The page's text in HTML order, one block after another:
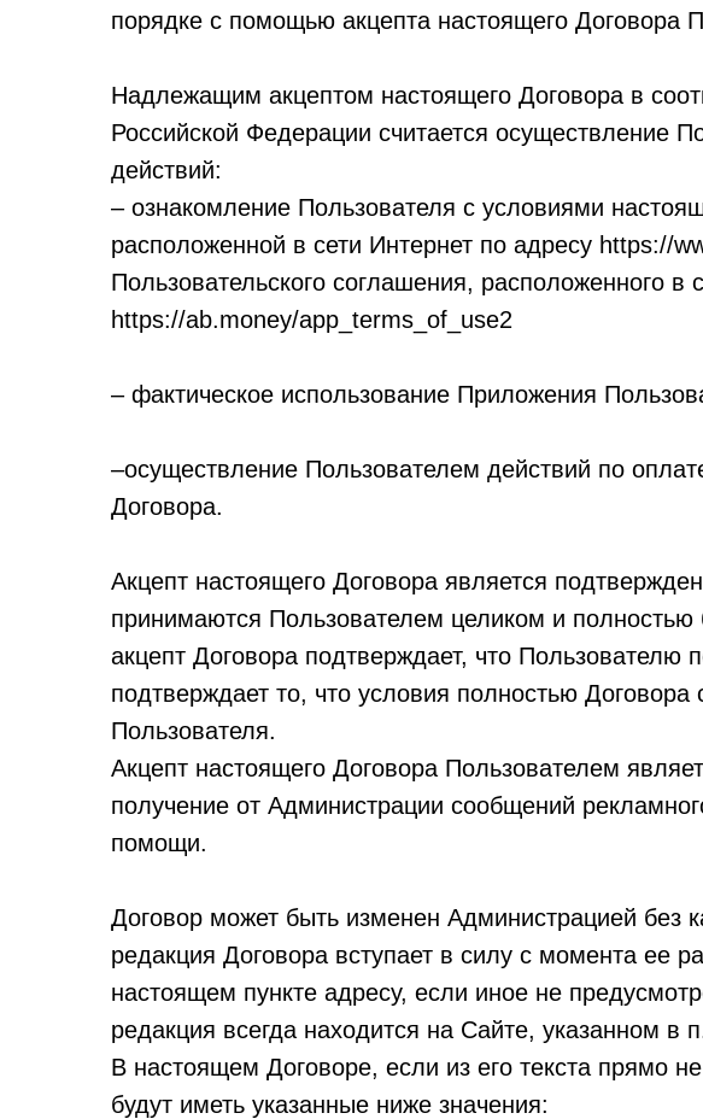
порядке с помощью акцепта настоящего Договора
Надлежащим акцептом настоящего Договора в
Российской Федерации считается осуществление
действий:
– ознакомление Пользователя с условиями
расположенной в сети Интернет по адресу https://
Пользовательского соглашения, расположенного в
https://ab.money/app_terms_of_use2
– фактическое использование Приложения
–осуществление Пользователем действий по
Договора.
Акцепт настоящего Договора является
принимаются Пользователем целиком и полностью
акцепт Договора подтверждает, что Пользователю
подтверждает то, что условия полностью
Пользователя.
Акцепт настоящего Договора Пользователем
получение от Администрации сообщений
помощи.
Договор может быть изменен Администрацией без
редакция Договора вступает в силу с момента ее
настоящем пункте адресу, если иное не
редакция всегда находится на Сайте, указанном в
В настоящем Договоре, если из его текста прямо
будут иметь указанные ниже значения: